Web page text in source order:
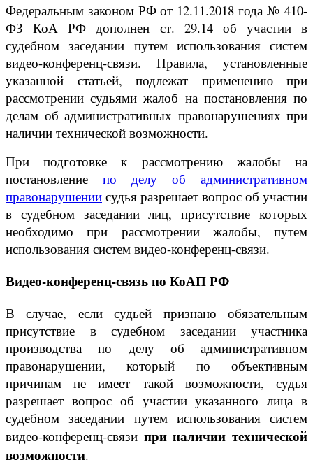
Федеральным законом РФ от 12.11.2018 года № 410-
ФЗ КоА РФ дополнен ст. 29.14 об участии в
судебном заседании путем использования систем
видео-конференц-связи. Правила, установленные
указанной статьей, подлежат применению при
рассмотрении судьями жалоб на постановления по
делам об административных правонарушениях при
наличии технической возможности.
При подготовке к рассмотрению жалобы на
постановление по делу об административном
правонарушении судья разрешает вопрос об участии
в судебном заседании лиц, присутствие которых
необходимо при рассмотрении жалобы, путем
использования систем видео-конференц-связи.
Видео-конференц-связь по КоАП РФ
В случае, если судьей признано обязательным
присутствие в судебном заседании участника
производства по делу об административном
правонарушении, который по объективным
причинам не имеет такой возможности, судья
разрешает вопрос об участии указанного лица в
судебном заседании путем использования систем
видео-конференц-связи при наличии технической
возможности.